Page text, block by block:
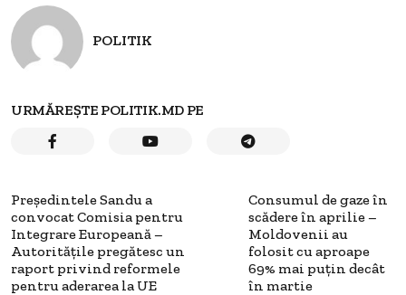
POLITIK
URMĂREȘTE POLITIK.MD PE
Președintele Sandu a
convocat Comisia pentru
Integrare Europeană –
Autoritățile pregătesc un
raport privind reformele
pentru aderarea la UE
Consumul de gaze în
scădere în aprilie –
Moldovenii au
folosit cu aproape
69% mai puțin decât
în martie